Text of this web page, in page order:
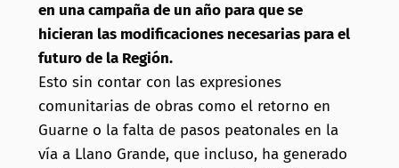
en una campaña de un año para que se
hicieran las modificaciones necesarias para el
futuro de la Región.
Esto sin contar con las expresiones
comunitarias de obras como el retorno en
Guarne o la falta de pasos peatonales en la
vía a Llano Grande, que incluso, ha generado